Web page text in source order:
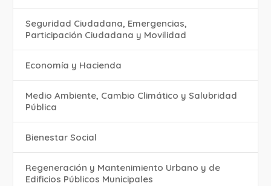
Seguridad Ciudadana, Emergencias,
Participación Ciudadana y Movilidad
Economía y Hacienda
Medio Ambiente, Cambio Climático y Salubridad
Pública
Bienestar Social
Regeneración y Mantenimiento Urbano y de
Edificios Públicos Municipales